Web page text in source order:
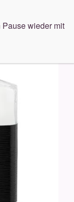
öffnen
wieder mit